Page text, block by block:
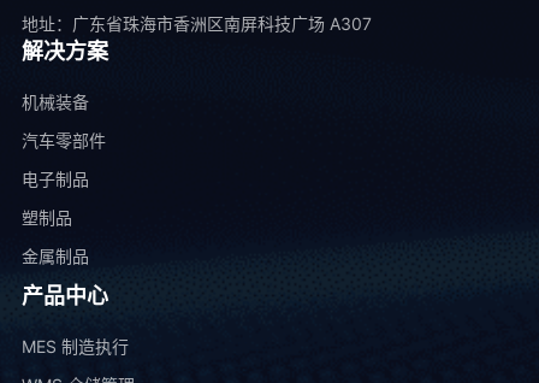
地址：广东省珠海市香洲区南屏科技广场 A307
解决方案
机械装备
汽车零部件
电子制品
塑制品
金属制品
产品中心
MES 制造执行